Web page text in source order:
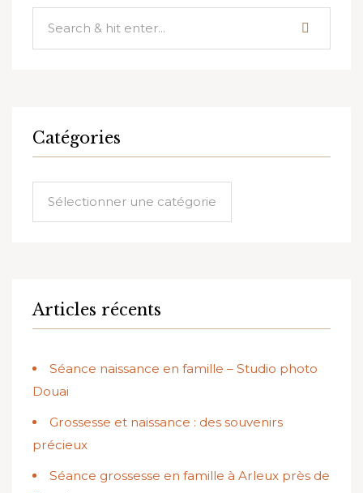
Catégories
Articles récents
Séance naissance en famille – Studio photo
Douai
Grossesse et naissance : des souvenirs
précieux
Séance grossesse en famille à Arleux près de